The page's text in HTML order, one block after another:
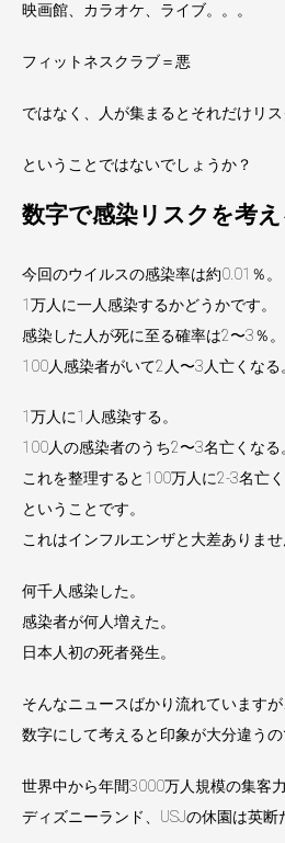
映画館、カラオケ、ライブ。。。
フィットネスクラブ＝悪
ではなく、人が集まるとそれだけリス
ということではないでしょうか？
数字で感染リスクを考え
今回のウイルスの感染率は約0.01％。
1万人に一人感染するかどうかです。
感染した人が死に至る確率は2〜3％。
100人感染者がいて2人〜3人亡くなる
1万人に1人感染する。
100人の感染者のうち2〜3名亡くなる
これを整理すると100万人に2-3名亡く
ということです。
これはインフルエンザと大差ありませ
何千人感染した。
感染者が何人増えた。
日本人初の死者発生。
そんなニュースばかり流れていますが
数字にして考えると印象が大分違う
世界中から年間3000万人規模の集客力
ディズニーランド、USJの休園は英断